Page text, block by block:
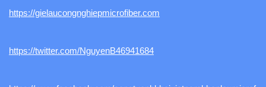
https://gielaucongnghiepmicrofiber.com
https://twitter.com/NguyenB46941684